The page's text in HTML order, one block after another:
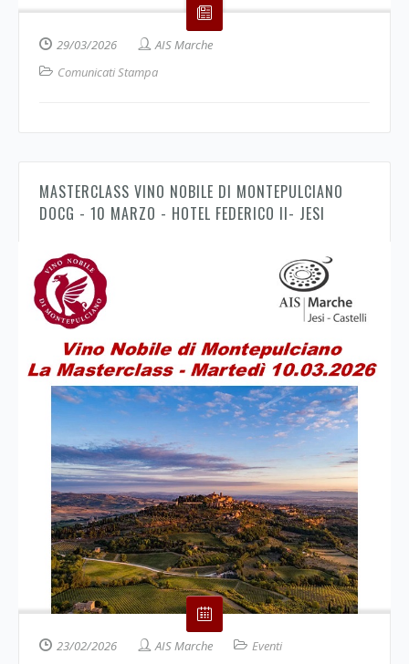
29/03/2026
AIS Marche
Comunicati Stampa
MASTERCLASS VINO NOBILE DI MONTEPULCIANO
DOCG - 10 MARZO - HOTEL FEDERICO II- JESI
23/02/2026 AIS Marche Eventi